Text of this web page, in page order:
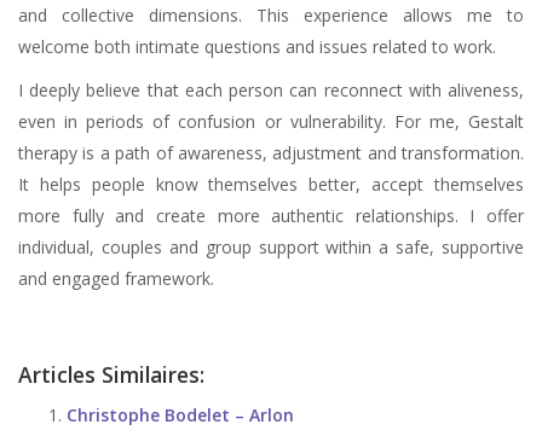
and collective dimensions. This experience allows me to
welcome both intimate questions and issues related to work.
I deeply believe that each person can reconnect with aliveness,
even in periods of confusion or vulnerability. For me, Gestalt
therapy is a path of awareness, adjustment and transformation.
It helps people know themselves better, accept themselves
more fully and create more authentic relationships. I offer
individual, couples and group support within a safe, supportive
and engaged framework.
Articles Similaires:
Christophe Bodelet – Arlon